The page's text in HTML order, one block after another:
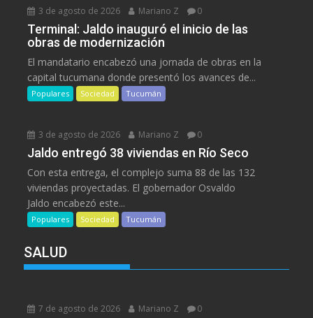
3 de agosto de 2026 Mariano Z 0
Terminal: Jaldo inauguró el inicio de las
obras de modernización
El mandatario encabezó una jornada de obras en la
capital tucumana donde presentó los avances de...
Populares Sociedad Tucumán
3 de agosto de 2026 Mariano Z 0
Jaldo entregó 38 viviendas en Río Seco
Con esta entrega, el complejo suma 88 de las 132
viviendas proyectadas. El gobernador Osvaldo
Jaldo encabezó este...
Populares Sociedad Tucumán
SALUD
7 de agosto de 2026 Mariano Z 0